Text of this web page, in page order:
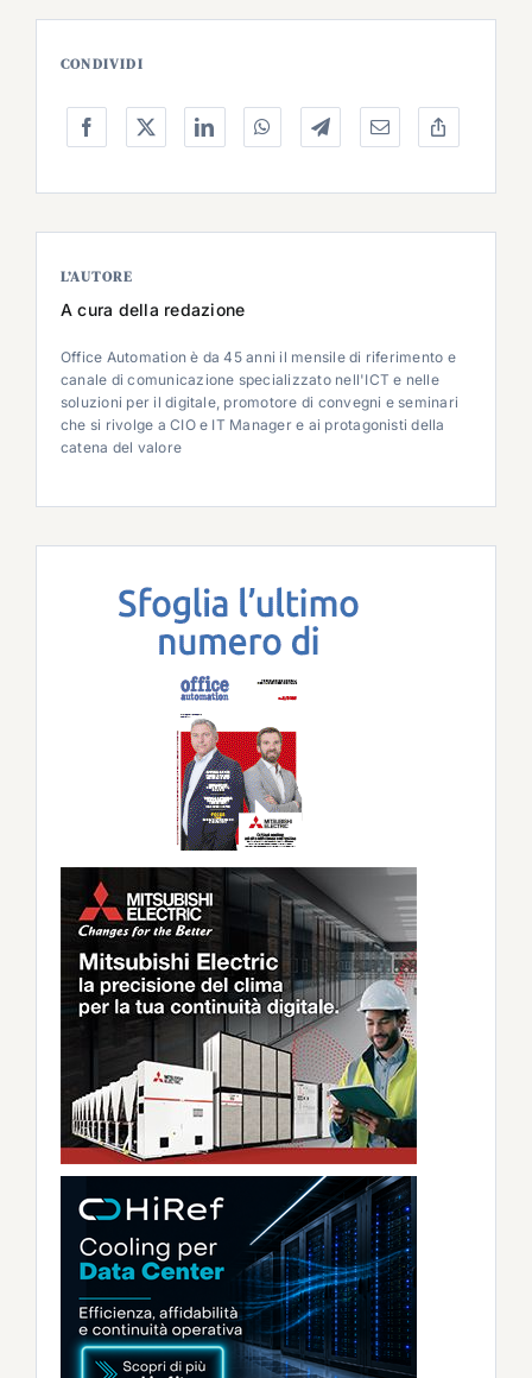
CONDIVIDI
L’AUTORE
A cura della redazione
Office Automation è da 45 anni il mensile di riferimento e
canale di comunicazione specializzato nell'ICT e nelle
soluzioni per il digitale, promotore di convegni e seminari
che si rivolge a CIO e IT Manager e ai protagonisti della
catena del valore